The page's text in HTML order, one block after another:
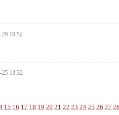
29 10:52
25 13:32
15 16 17 18 19 20 21 22 23 24 25 26 27